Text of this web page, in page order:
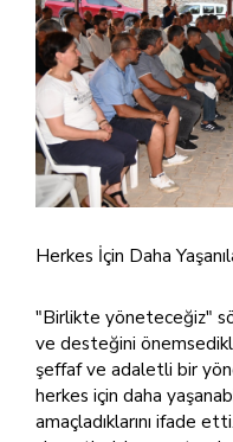
Herkes İçin Daha
"Birlikte yöneteceğiz"
ve desteğini
şeffaf ve adaletli bir
herkes için daha
amaçladıklarını ifade